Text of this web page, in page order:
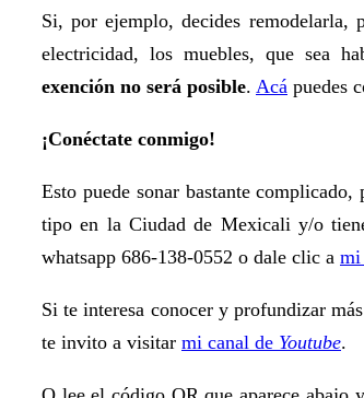
Si, por ejemplo, decides remodelarla,
electricidad, los muebles, que sea
exención no será posible. Acá puedes
¡Conéctate conmigo!
Esto puede sonar bastante
tipo en la Ciudad de Mexicali y/o
whatsapp 686-138-0552 o dale clic a mi
Si te interesa conocer y profundizar
te invito a visitar mi canal de Youtube.